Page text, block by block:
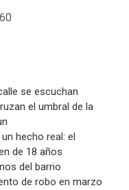
se escuchan
el umbral de la
hecho real: el
de 18 años
del barrio
de robo en marzo